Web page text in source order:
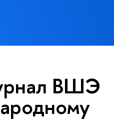
ВШЭ